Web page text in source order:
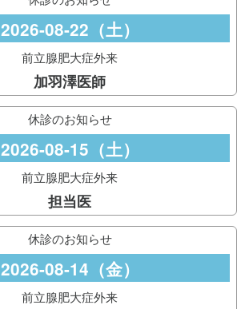
2026-08-22（土）
前立腺肥大症外来
加羽澤医師
休診のお知らせ
2026-08-15（土）
前立腺肥大症外来
担当医
休診のお知らせ
2026-08-14（金）
前立腺肥大症外来